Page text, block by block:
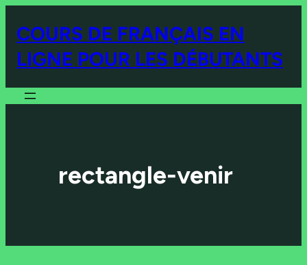
COURS DE FRANÇAIS EN
LIGNE POUR LES DÉBUTANTS
rectangle-venir